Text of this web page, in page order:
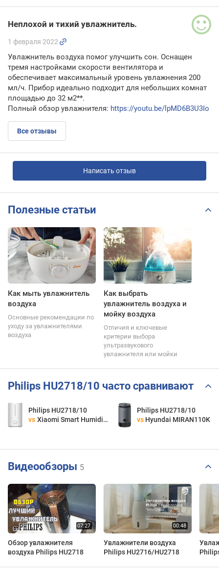
Неплохой и тихий увлажнитель.
1 февраля 2022
Увлажнитель воздуха помог улучшить сон. Оснащен
тремя настройками скорости вентилятора и
обеспечивает максимальный уровень увлажнения 200
мл/ч. Прибор идеально подходит для небольших комнат
площадью до 32 м2**.
Полный обзор увлажнителя: https://youtu.be/lpMD6B3U3Io
Все отзывы
Написать отзыв
Полезные статьи
Как мыть увлажнитель
воздуха
Основные рекомендации по
уходу за увлажнителями
воздуха
Как выбрать
увлажнитель воздуха и
мойку воздуха
Отличия и ключевые
критерии выбора
ультразвукового
увлажнителя или мойки
Philips HU2718/10 часто сравнивают
Philips HU2718/10
vs Xiaomi Smart Humidifier 2 Lite
Philips HU2718/10
vs Hyundai MIRAN110K
Видеообзоры 5
Обзор увлажнителя
воздуха Philips HU2718
Увлажнители воздуха
Philips HU2716/HU2718